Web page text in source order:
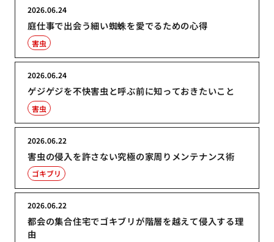
庭仕事で出会う細い蜘蛛を愛でるための心得
2026.06.24
害虫
ゲジゲジを不快害虫と呼ぶ前に知っておきたいこと
2026.06.24
害虫
害虫の侵入を許さない究極の家周りメンテナンス術
2026.06.22
ゴキブリ
都会の集合住宅でゴキブリが階層を越えて侵入する理
由
2026.06.22